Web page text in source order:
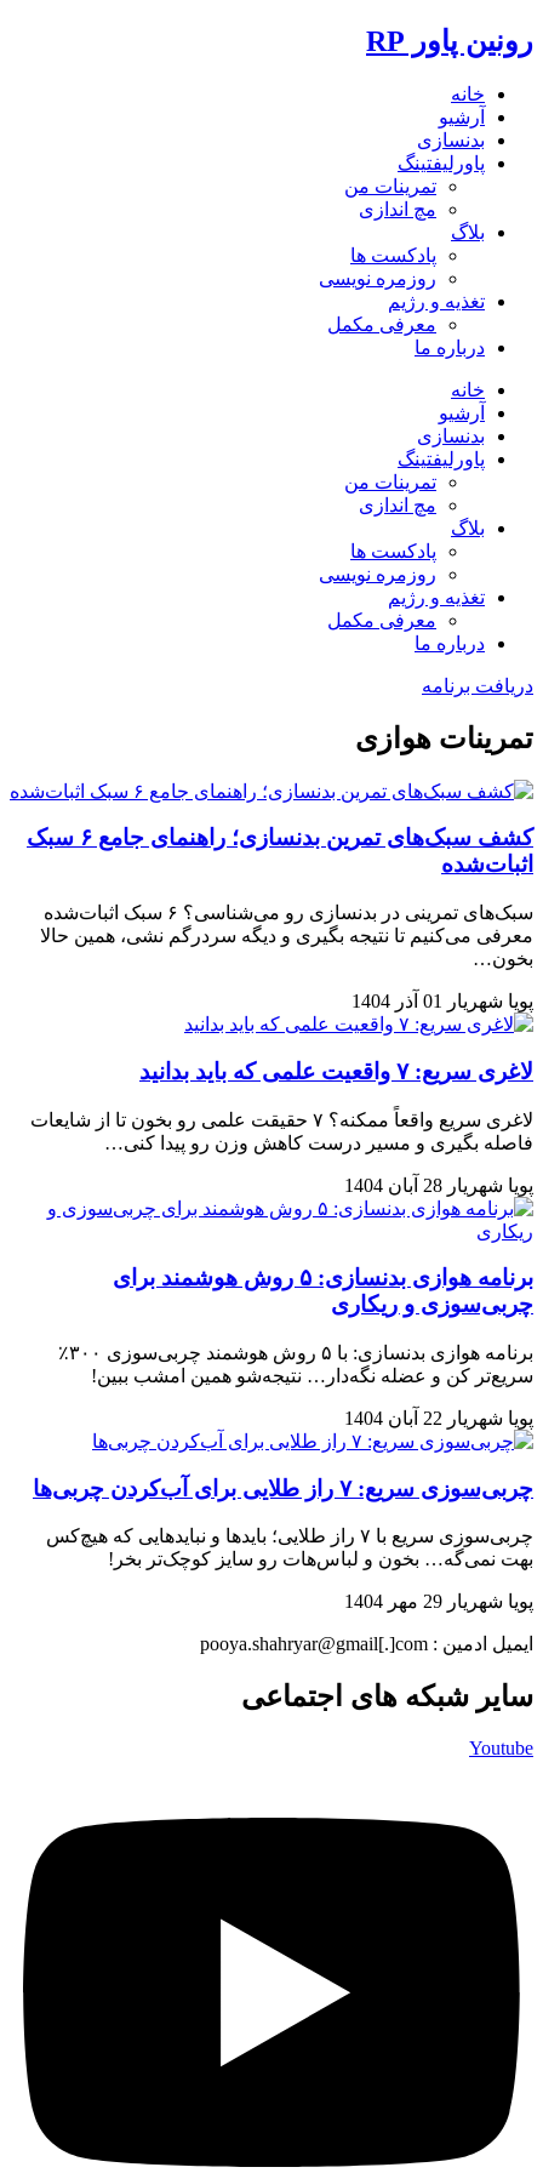
رونین پاور RP
خانه
آرشیو
بدنسازی
پاورلیفتینگ
تمرینات من
مچ اندازی
بلاگ
پادکست ها
روزمره نویسی
تغذیه و رژیم
معرفی مکمل
درباره ما
خانه
آرشیو
بدنسازی
پاورلیفتینگ
تمرینات من
مچ اندازی
بلاگ
پادکست ها
روزمره نویسی
تغذیه و رژیم
معرفی مکمل
درباره ما
دریافت برنامه
تمرینات هوازی
کشف سبک‌های تمرین بدنسازی؛ راهنمای جامع ۶ سبک
اثبات‌شده
سبک‌های تمرینی در بدنسازی رو می‌شناسی؟ ۶ سبک اثبات‌شده
معرفی می‌کنیم تا نتیجه بگیری و دیگه سردرگم نشی، همین حالا
بخون…
پویا شهریار 01 آذر 1404
لاغری سریع: ۷ واقعیت علمی که باید بدانید
لاغری سریع واقعاً ممکنه؟ ۷ حقیقت علمی رو بخون تا از شایعات
فاصله بگیری و مسیر درست کاهش وزن رو پیدا کنی…
پویا شهریار 28 آبان 1404
برنامه هوازی بدنسازی: ۵ روش هوشمند برای
چربی‌سوزی و ریکاری
برنامه هوازی بدنسازی: با ۵ روش هوشمند چربی‌سوزی ۳۰۰٪
سریع‌تر کن و عضله نگه‌دار… نتیجه‌شو همین امشب ببین!
پویا شهریار 22 آبان 1404
چربی‌سوزی سریع: ۷ راز طلایی برای آب‌کردن چربی‌ها
چربی‌سوزی سریع با ۷ راز طلایی؛ بایدها و نبایدهایی که هیچ‌کس
بهت نمی‌گه… بخون و لباس‌هات رو سایز کوچک‌تر بخر!
پویا شهریار 29 مهر 1404
ایمیل ادمین : pooya.shahryar@gmail[.]com
سایر شبکه های اجتماعی
Youtube